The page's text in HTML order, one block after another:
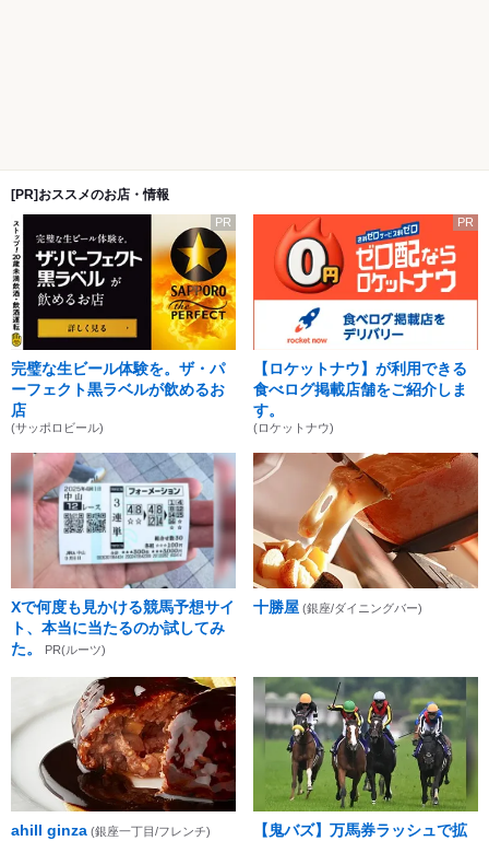
[PR]おススメのお店・情報
PR
完璧な生ビール体験を。ザ・パ
ーフェクト黒ラベルが飲めるお
店
(サッポロビール)
PR
【ロケットナウ】が利用できる
食べログ掲載店舗をご紹介しま
す。
(ロケットナウ)
Xで何度も見かける競馬予想サイ
ト、本当に当たるのか試してみ
た。
PR(ルーツ)
十勝屋 (銀座/ダイニングバー)
ahill ginza (銀座一丁目/フレンチ)
【鬼バズ】万馬券ラッシュで拡